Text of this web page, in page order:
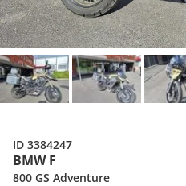
BMW F
800 GS Adventure
ID 3384247